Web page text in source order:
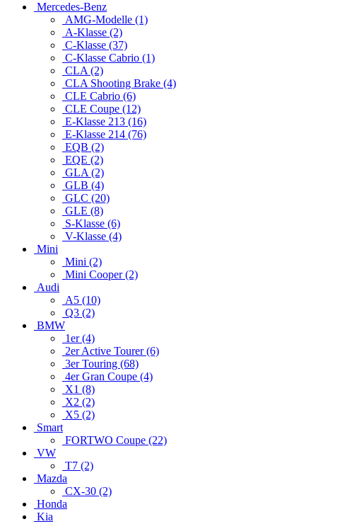
Mercedes-Benz
AMG-Modelle (1)
A-Klasse (2)
C-Klasse (37)
C-Klasse Cabrio (1)
CLA (2)
CLA Shooting Brake (4)
CLE Cabrio (6)
CLE Coupe (12)
E-Klasse 213 (16)
E-Klasse 214 (76)
EQB (2)
EQE (2)
GLA (2)
GLB (4)
GLC (20)
GLE (8)
S-Klasse (6)
V-Klasse (4)
Mini
Mini (2)
Mini Cooper (2)
Audi
A5 (10)
Q3 (2)
BMW
1er (4)
2er Active Tourer (6)
3er Touring (68)
4er Gran Coupe (4)
X1 (8)
X2 (2)
X5 (2)
Smart
FORTWO Coupe (22)
VW
T7 (2)
Mazda
CX-30 (2)
Honda
Kia